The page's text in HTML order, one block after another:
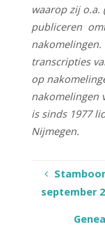
waarop zij o.a.
publiceren
transcripties
op
nakomelingen
is sinds 1977
Nijmegen.
september